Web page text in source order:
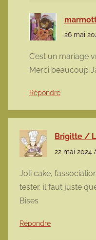
26 mai
C’est un mariage
Merci beaucoup
Répondre
Brigitte /
22 mai 2024
Joli cake,
tester, il faut juste
Bises
Répondre